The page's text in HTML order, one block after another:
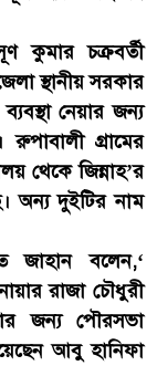
কুমার চক্রবর্তী
স্থানীয় সরকার
নেয়ার জন্য
গ্রামের
থেকে জিন্নাহ’র
অন্য দুইটির নাম
জাহান বলেন,‘
রাজা চৌধুরী
জন্য পৌরসভা
আবু হানিফা